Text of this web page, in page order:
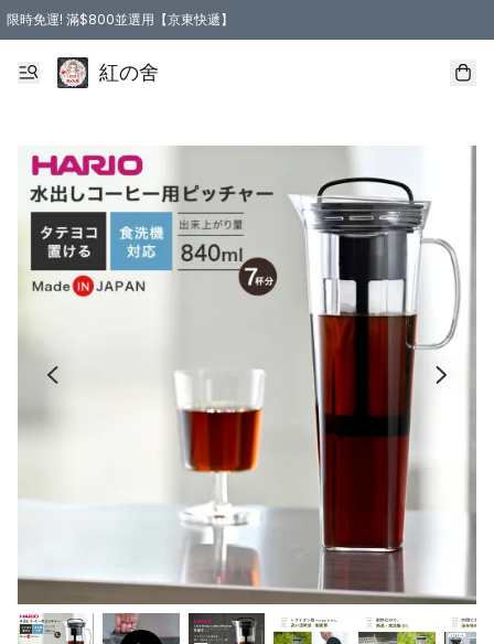
限時免運! 滿$800並選用【京東快遞】
紅の舍